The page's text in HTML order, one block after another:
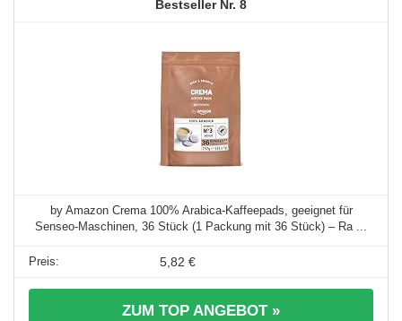
8
by Amazon Crema 100% Arabica-Kaffeepads, geeignet für
Senseo-Maschinen, 36 Stück (1 Packung mit 36 Stück) – Ra ...
5,82 €
ZUM TOP ANGEBOT »